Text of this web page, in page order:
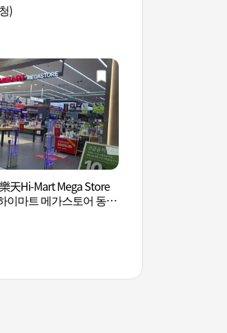
)
天Hi-Mart Mega Store
이마트 메가스토어 동래